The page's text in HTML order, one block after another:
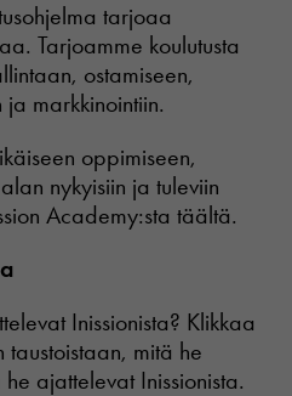
tarjoaa
Tarjoamme koulutusta
ostamiseen,
ja markkinointiin.
oppimiseen,
nykyisiin ja tuleviin
Academy:sta täältä.
Inissionista? Klikkaa
mitä he
ajattelevat Inissionista.